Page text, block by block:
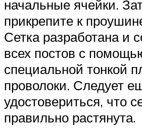
начальные ячейки.
прикрепите к
Сетка разработана и
всех постов с
специальной тонкой
проволоки. Следует
удостовериться, что
правильно растянута.